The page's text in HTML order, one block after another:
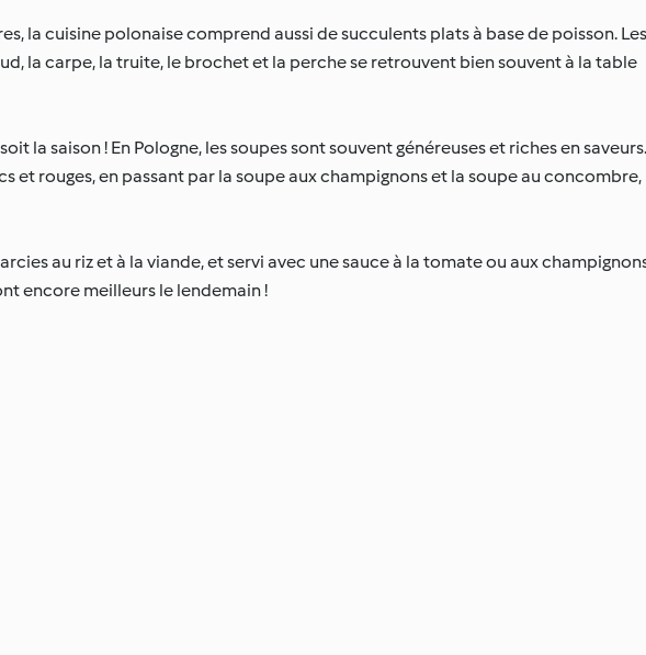
la cuisine polonaise comprend aussi de succulents plats à base de poisson. Les
la carpe, la truite, le brochet et la perche se retrouvent bien souvent à la table
la saison ! En Pologne, les soupes sont souvent généreuses et riches en saveurs.
et rouges, en passant par la soupe aux champignons et la soupe au concombre,
au riz et à la viande, et servi avec une sauce à la tomate ou aux
encore meilleurs le lendemain !